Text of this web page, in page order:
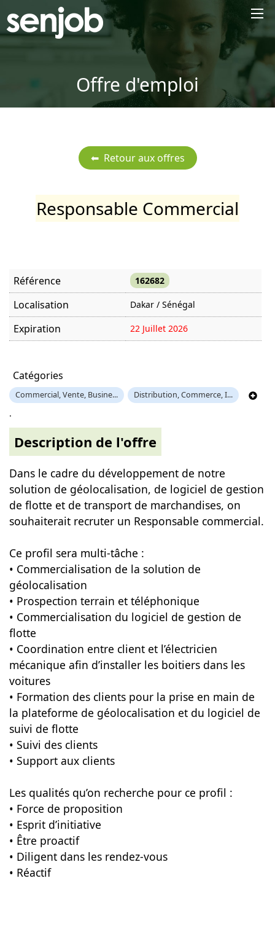
Offre d'emploi
Responsable Commercial
Référence 162682
Localisation Dakar / Sénégal
Expiration 22 Juillet 2026
Catégories
Commercial, Vente, Busine... Distribution, Commerce, I...
.
Description de l'offre
Dans le cadre du développement de notre
solution de géolocalisation, de logiciel de gestion
de flotte et de transport de marchandises, on
souhaiterait recruter un Responsable commercial.
Ce profil sera multi-tâche :
• Commercialisation de la solution de
géolocalisation
• Prospection terrain et téléphonique
• Commercialisation du logiciel de gestion de
flotte
• Coordination entre client et l’électricien
mécanique afin d’installer les boitiers dans les
voitures
• Formation des clients pour la prise en main de
la plateforme de géolocalisation et du logiciel de
suivi de flotte
• Suivi des clients
• Support aux clients
Les qualités qu’on recherche pour ce profil :
• Force de proposition
• Esprit d’initiative
• Être proactif
• Diligent dans les rendez-vous
• Réactif